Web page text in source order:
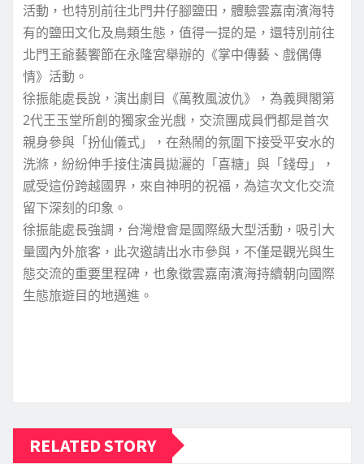
活動，也特別前往北門井仔腳鹽田，體驗雲嘉南濱海特
有的鹽田文化及鳥類生態，值得一提的是，還特別前往
北門王爺藝饗節在永隆宮舉辦的《掌中傳藝、戲偶傳
情》活動。
徐振能處長說，演出劇目《萬教風波仇》，為義興閣第
2代王玉堂所創的獨家金光戲，交流團成員們都是首次
親身參與「扮仙儀式」，在熱鬧的氛圍下接受平安水的
洗滌，紛紛伸手接住演員拋灑的「喜糖」與「錢母」，
感受這份跨越國界，來自神明的祝福，為這次文化交流
留下深刻的印象。
徐振能處長強調，台灣燈會是國際級大型活動，吸引大
量國內外旅客，此次邀請出水市參與，不僅是觀光與生
態交流的重要里程碑，也象徵雲嘉南濱海持續朝向國際
生態旅遊目的地邁進。
RELATED STORY